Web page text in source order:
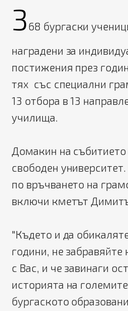
3 68 бургаски
наградени за
постижения през
тях със специални
13 отбора в 13
училища.
Домакин на събитието
свободен
по връчването на
включи кметът
"Където и да
години, не забравяйте
с Вас, и че завинаги
историята на
бургаското